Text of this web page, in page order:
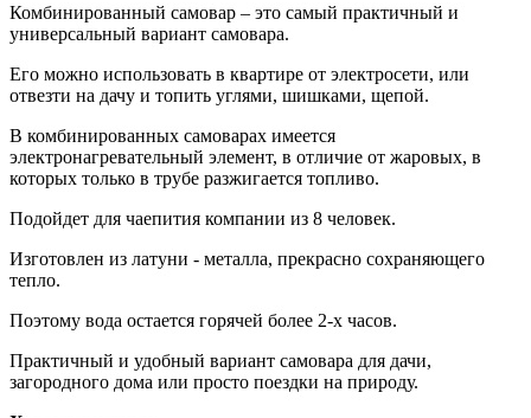
Комбинированный самовар – это самый практичный и
универсальный вариант самовара.
Его можно использовать в квартире от электросети, или
отвезти на дачу и топить углями, шишками, щепой.
В комбинированных самоварах имеется
электронагревательный элемент, в отличие от жаровых, в
которых только в трубе разжигается топливо.
Подойдет для чаепития компании из 8 человек.
Изготовлен из латуни - металла, прекрасно сохраняющего
тепло.
Поэтому вода остается горячей более 2-х часов.
Практичный и удобный вариант самовара для дачи,
загородного дома или просто поездки на природу.